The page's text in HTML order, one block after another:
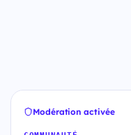
Modération activée